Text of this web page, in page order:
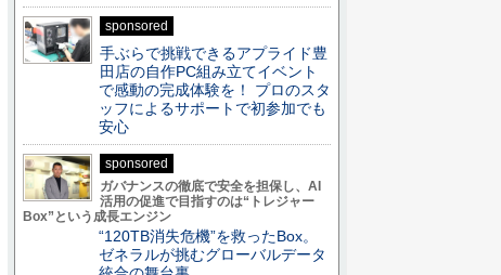
sponsored
手ぶらで挑戦できるアプライド豊
田店の自作PC組み立てイベント
で感動の完成体験を！ プロのスタ
ッフによるサポートで初参加でも
安心
sponsored
ガバナンスの徹底で安全を担保し、AI
活用の促進で目指すのは“トレジャー
Box”という成長エンジン
“120TB消失危機”を救ったBox。
ゼネラルが挑むグローバルデータ